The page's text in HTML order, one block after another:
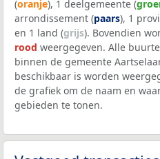
(oranje), 1 deelgemeente (
arrondissement (paars), 1
en 1 land (grijs). Bovendien
rood weergegeven. Alle
binnen de gemeente
beschikbaar is worden
de grafiek om de naam en
gebieden te tonen.